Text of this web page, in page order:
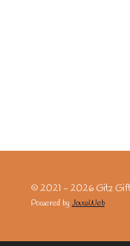
© 2021 - 2026 Gitz
Powered byJouwWeb